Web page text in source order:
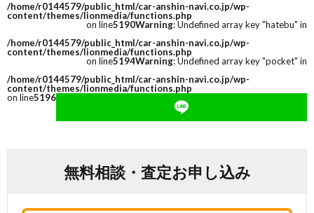
/home/r0144579/public_html/car-anshin-navi.co.jp/wp-
content/themes/lionmedia/functions.php
on line5190Warning: Undefined array key "hatebu" in
/home/r0144579/public_html/car-anshin-navi.co.jp/wp-
content/themes/lionmedia/functions.php
on line5194Warning: Undefined array key "pocket" in
/home/r0144579/public_html/car-anshin-navi.co.jp/wp-
content/themes/lionmedia/functions.php
on line5196
無料相談・査定お申し込み